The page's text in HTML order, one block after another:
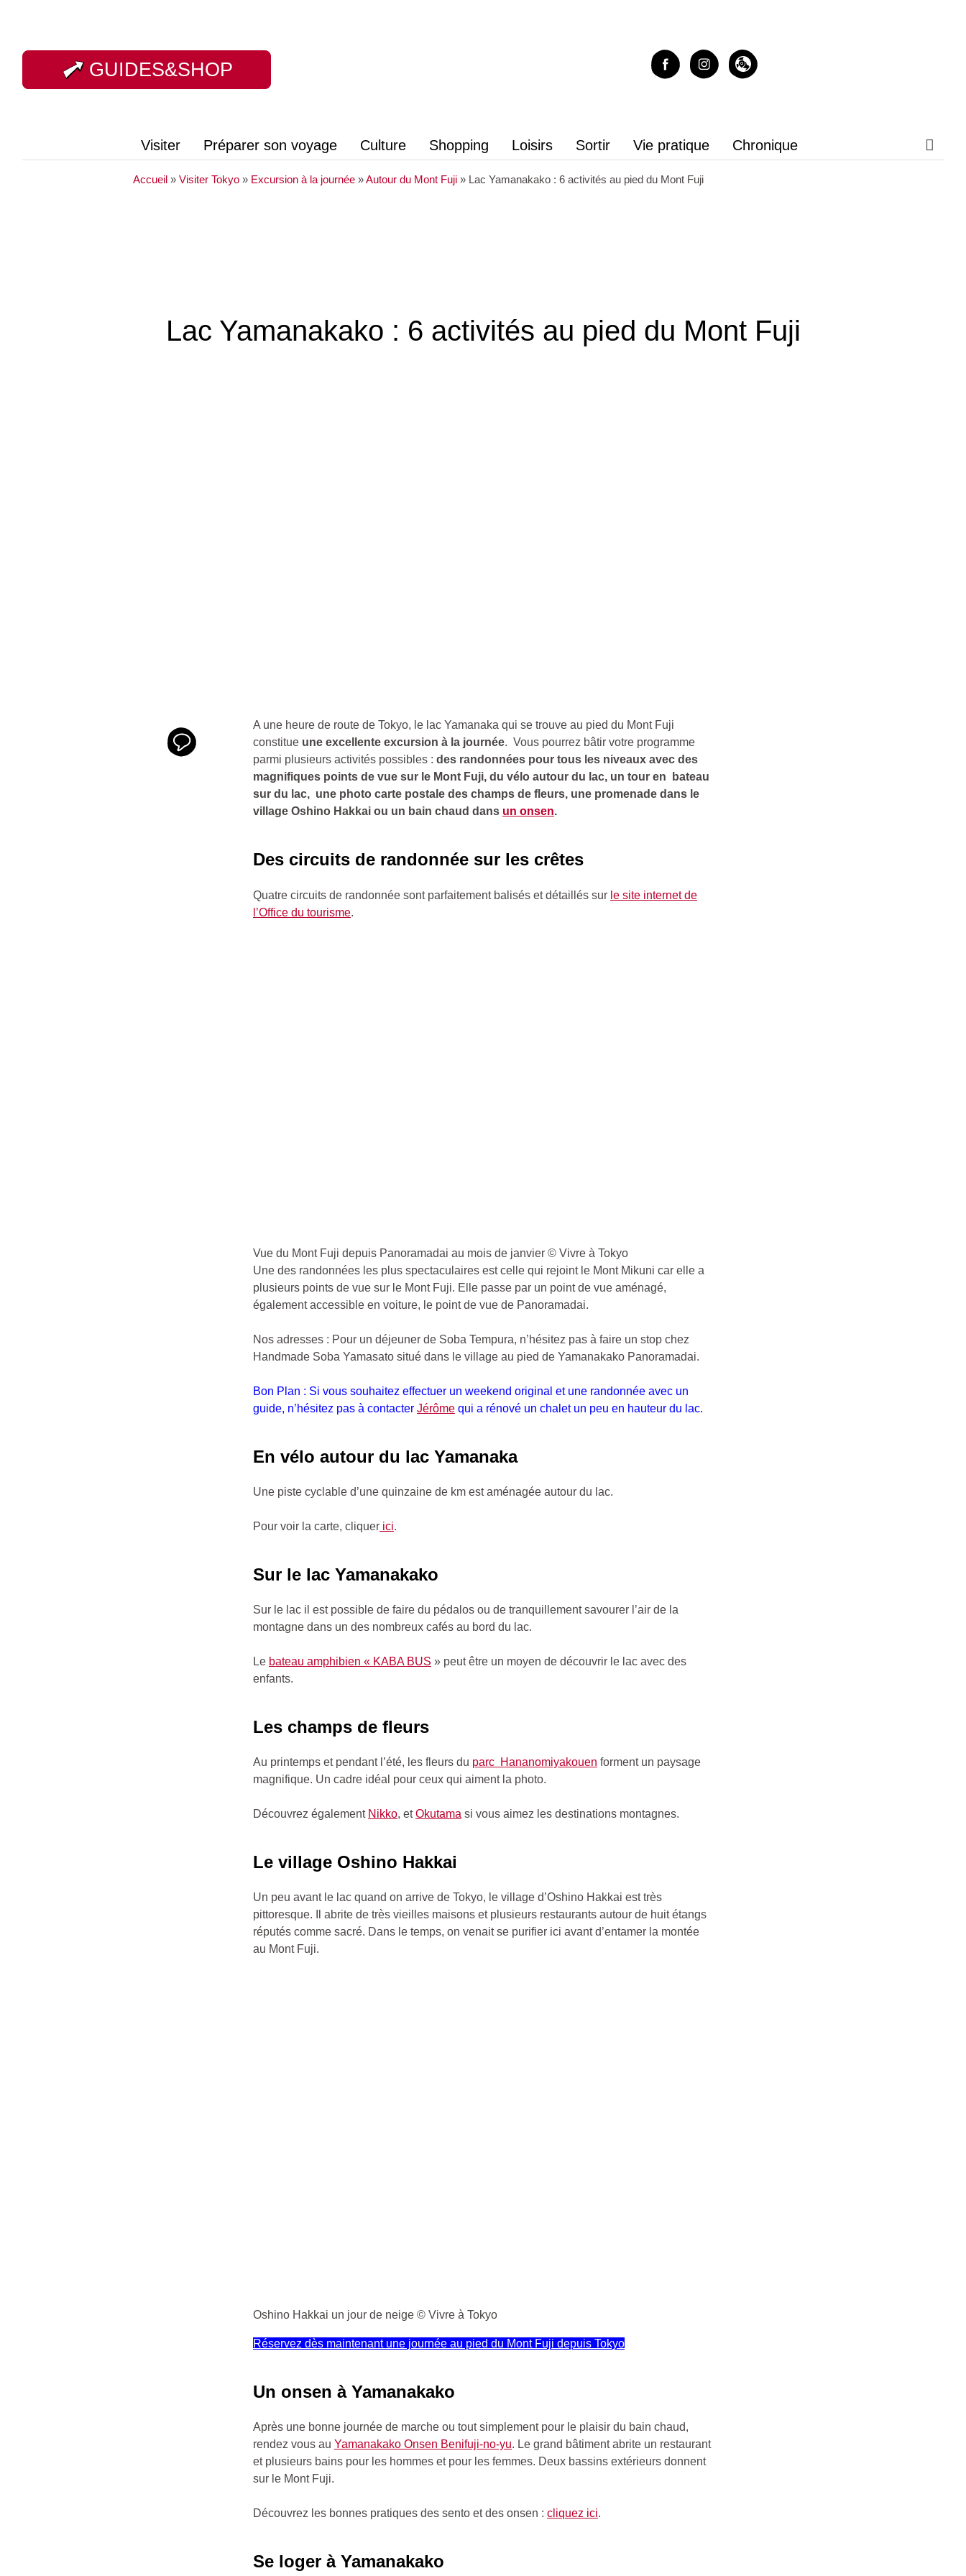
GUIDES&SHOP
Visiter Préparer son voyage Culture Shopping Loisirs Sortir Vie pratique Chronique
Accueil» Visiter Tokyo» Excursion à la journée»Autour du Mont Fuji» Lac Yamanakako : 6 activités au pied du Mont Fuji
Lac Yamanakako : 6 activités au pied du Mont Fuji
A une heure de route de Tokyo, le lac Yamanaka qui se trouve au pied du Mont Fuji
constitue une excellente excursion à la journée. Vous pourrez bâtir votre programme
parmi plusieurs activités possibles : des randonnées pour tous les niveaux avec des
magnifiques points de vue sur le Mont Fuji, du vélo autour du lac, un tour en bateau
sur du lac, une photo carte postale des champs de fleurs, une promenade dans le
village Oshino Hakkai ou un bain chaud dans un onsen.
Des circuits de randonnée sur les crêtes
Quatre circuits de randonnée sont parfaitement balisés et détaillés sur le site internet de
l’Office du tourisme.
Vue du Mont Fuji depuis Panoramadai au mois de janvier © Vivre à Tokyo
Une des randonnées les plus spectaculaires est celle qui rejoint le Mont Mikuni car elle a
plusieurs points de vue sur le Mont Fuji. Elle passe par un point de vue aménagé,
également accessible en voiture, le point de vue de Panoramadai.
Nos adresses : Pour un déjeuner de Soba Tempura, n’hésitez pas à faire un stop chez
Handmade Soba Yamasato situé dans le village au pied de Yamanakako Panoramadai.
Bon Plan : Si vous souhaitez effectuer un weekend original et une randonnée avec un
guide, n’hésitez pas à contacter Jérôme qui a rénové un chalet un peu en hauteur du lac.
En vélo autour du lac Yamanaka
Une piste cyclable d’une quinzaine de km est aménagée autour du lac.
Pour voir la carte, cliquer ici.
Sur le lac Yamanakako
Sur le lac il est possible de faire du pédalos ou de tranquillement savourer l’air de la
montagne dans un des nombreux cafés au bord du lac.
Le bateau amphibien « KABA BUS » peut être un moyen de découvrir le lac avec des
enfants.
Les champs de fleurs
Au printemps et pendant l’été, les fleurs du parc Hananomiyakouen forment un paysage
magnifique. Un cadre idéal pour ceux qui aiment la photo.
Découvrez également Nikko, etOkutama si vous aimez les destinations montagnes.
Le village Oshino Hakkai
Un peu avant le lac quand on arrive de Tokyo, le village d’Oshino Hakkai est très
pittoresque. Il abrite de très vieilles maisons et plusieurs restaurants autour de huit étangs
réputés comme sacré. Dans le temps, on venait se purifier ici avant d’entamer la montée
au Mont Fuji.
Oshino Hakkai un jour de neige © Vivre à Tokyo
Réservez dès maintenant une journée au pied du Mont Fuji depuis Tokyo
Un onsen à Yamanakako
Après une bonne journée de marche ou tout simplement pour le plaisir du bain chaud,
rendez vous au Yamanakako Onsen Benifuji-no-yu. Le grand bâtiment abrite un restaurant
et plusieurs bains pour les hommes et pour les femmes. Deux bassins extérieurs donnent
sur le Mont Fuji.
Découvrez les bonnes pratiques des sento et des onsen : cliquez ici.
Se loger à Yamanakako